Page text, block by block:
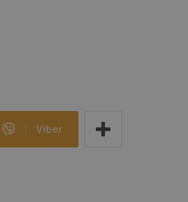
Viber